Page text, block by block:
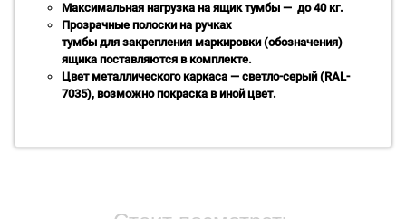
Максимальная нагрузка на ящик тумбы — до 40 кг.
Прозрачные полоски на ручках
тумбы для закрепления маркировки (обозначения)
ящика поставляются в комплекте.
Цвет металлического каркаса — светло-серый (RAL-
7035), возможно покраска в иной цвет.